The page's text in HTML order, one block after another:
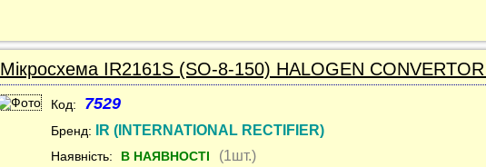
Мікросхема IR2161S (SO-8-150) HALOGEN
Код: 7529
Бренд: IR (INTERNATIONAL RECTIFIER)
Наявність: В НАЯВНОСТІ (1шт.)